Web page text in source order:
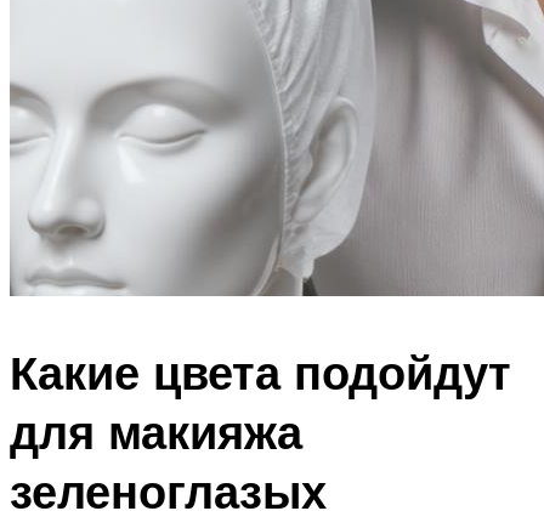
Какие цвета подойдут
для макияжа
зеленоглазых